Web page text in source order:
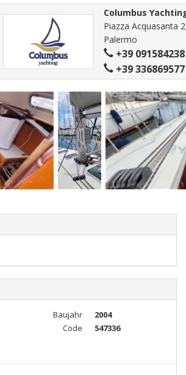
Columbus
Piazza Acquasanta
Palermo
+39 091584238
+39 336869577
Baujahr
2004
Code
547336